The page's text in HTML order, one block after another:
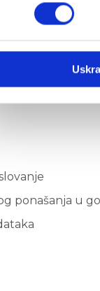
ponašanja u